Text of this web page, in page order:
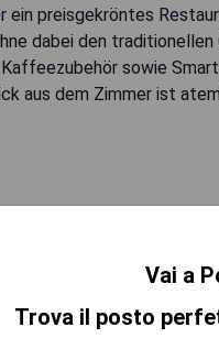
preisgekröntes
dabei den traditionellen
sowie
aus dem Zimmer ist
Zimmer
Vai a
Trova il posto